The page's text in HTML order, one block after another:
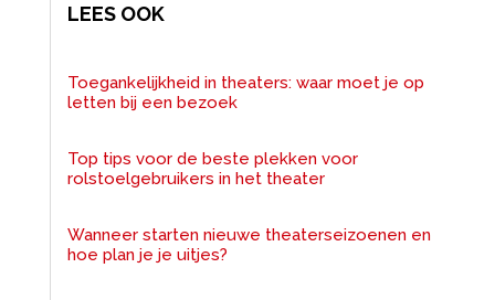
LEES OOK
Toegankelijkheid in theaters: waar moet je op
letten bij een bezoek
Top tips voor de beste plekken voor
rolstoelgebruikers in het theater
Wanneer starten nieuwe theaterseizoenen en
hoe plan je je uitjes?